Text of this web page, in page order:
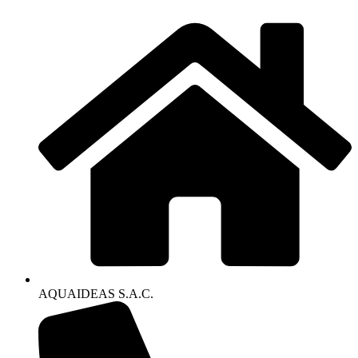
AQUAIDEAS S.A.C.